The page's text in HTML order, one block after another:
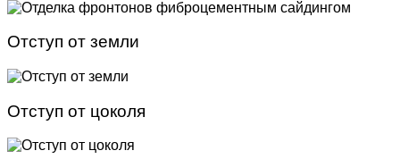
Отступ от земли
Отступ от цоколя